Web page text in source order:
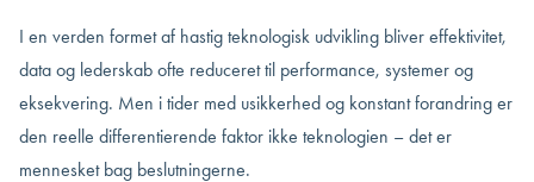
​I en verden formet af hastig teknologisk udvikling bliver effektivitet,
data og lederskab ofte reduceret til performance, systemer og
eksekvering. Men i tider med usikkerhed og konstant forandring er
den reelle differentierende faktor ikke teknologien – det er
mennesket bag beslutningerne.